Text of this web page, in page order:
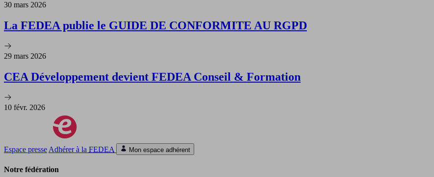
30 mars 2026
La FEDEA publie le GUIDE DE CONFORMITE AU RGPD
29 mars 2026
CEA Développement devient FEDEA Conseil & Formation
10 févr. 2026
Espace presse Adhérer à la FEDEA Mon espace adhérent
Notre fédération